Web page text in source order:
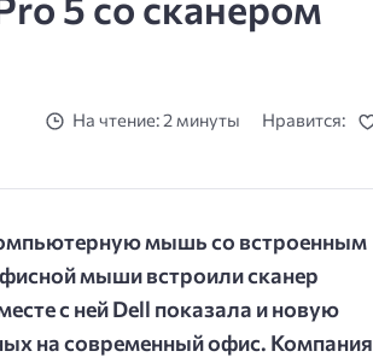
На чтение: 2 минуты Нравится:
мышь со встроенным
мыши встроили сканер
с ней Dell показала и новую
на современный офис. Компания